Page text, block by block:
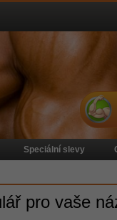
pro vaše
Speciální slevy